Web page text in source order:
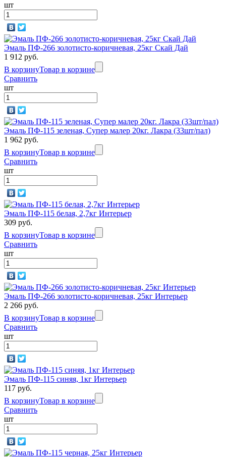
шт
Эмаль ПФ-266 золотисто-коричневая, 25кг Скай Дай
1 912 руб.
В корзинуТовар в корзине
Сравнить
шт
Эмаль ПФ-115 зеленая, Супер малер 20кг. Лакра (33шт/пал)
1 962 руб.
В корзинуТовар в корзине
Сравнить
шт
Эмаль ПФ-115 белая, 2,7кг Интерьер
309 руб.
В корзинуТовар в корзине
Сравнить
шт
Эмаль ПФ-266 золотисто-коричневая, 25кг Интерьер
2 266 руб.
В корзинуТовар в корзине
Сравнить
шт
Эмаль ПФ-115 синяя, 1кг Интерьер
117 руб.
В корзинуТовар в корзине
Сравнить
шт